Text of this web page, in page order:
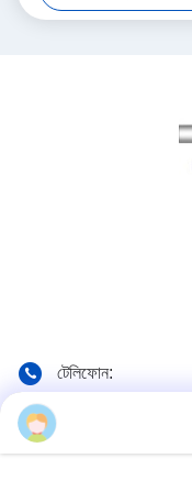
টেলিফোন:
ই-মেইল